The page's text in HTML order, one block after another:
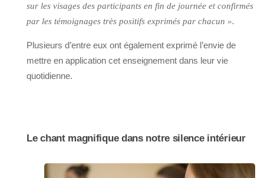
sur les visages des participants en fin de journée et confirmés
par les témoignages très positifs exprimés par chacun ».
Plusieurs d’entre eux ont également exprimé l’envie de
mettre en application cet enseignement dans leur vie
quotidienne.
Le chant magnifique dans notre silence intérieur